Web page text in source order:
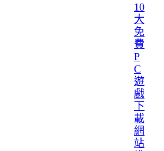
10
大
免
費
P
C
遊
戲
下
載
網
站